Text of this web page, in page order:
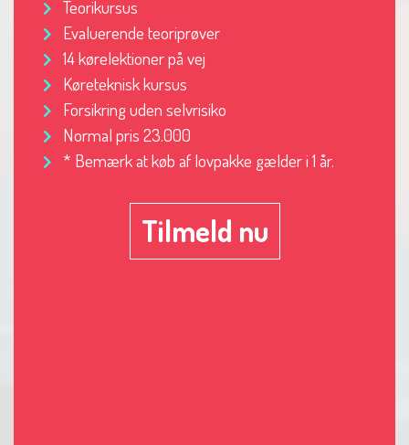
Teorikursus
Evaluerende teoriprøver
14 kørelektioner på vej
Køreteknisk kursus
Forsikring uden selvrisiko
Normal pris 23.000
* Bemærk at køb af lovpakke gælder i 1 år.
Tilmeld nu